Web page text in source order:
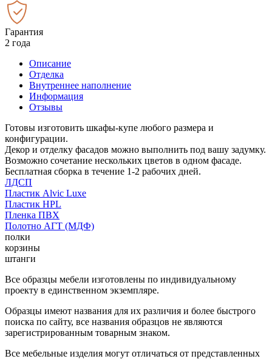
Гарантия
2 года
Описание
Отделка
Внутреннее наполнение
Информация
Отзывы
Готовы изготовить шкафы-купе любого размера и
конфигурации.
Декор и отделку фасадов можно выполнить под вашу задумку.
Возможно сочетание нескольких цветов в одном фасаде.
Бесплатная сборка в течение 1-2 рабочих дней.
ЛДСП
Пластик Alvic Luxe
Пластик HPL
Пленка ПВХ
Полотно АГТ (МДФ)
полки
корзины
штанги
Все образцы мебели изготовлены по индивидуальному
проекту в единственном экземпляре.
Образцы имеют названия для их различия и более быстрого
поиска по сайту, все названия образцов не являются
зарегистрированным товарным знаком.
Все мебельные изделия могут отличаться от представленных